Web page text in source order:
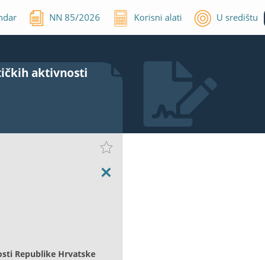
NN85/2026 Korisni alati U središtu
aktivnosti
Republike Hrvatske